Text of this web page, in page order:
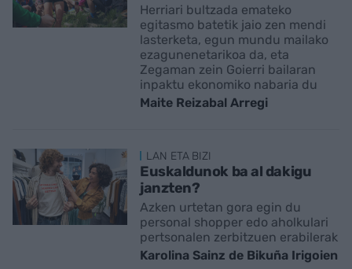
Herriari bultzada emateko
egitasmo batetik jaio zen mendi
lasterketa, egun mundu mailako
ezagunenetarikoa da, eta
Zegaman zein Goierri bailaran
inpaktu ekonomiko nabaria du
Maite Reizabal Arregi
LAN ETA BIZI
Euskaldunok ba al dakigu
janzten?
Azken urtetan gora egin du
personal shopper edo aholkulari
pertsonalen zerbitzuen erabilerak
Karolina Sainz de Bikuña Irigoien